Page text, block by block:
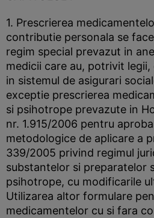
1. Prescrierea
contributie personala se
regim special prevazut in
medicii care au, potrivit
in sistemul de asigurari
exceptie prescrierea
si psihotrope prevazute in
nr. 1.915/2006 pentru
metodologice de aplicare a
339/2005 privind regimul
substantelor si preparatelor
psihotrope, cu modificarile
Utilizarea altor formulare
medicamentelor cu si fara